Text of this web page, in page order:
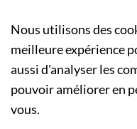
A PROPOS
Qui sommes-
Actualités
Nous utilisons des
meilleure expérience
aussi d'analyser les
pouvoir améliorer en
vous.